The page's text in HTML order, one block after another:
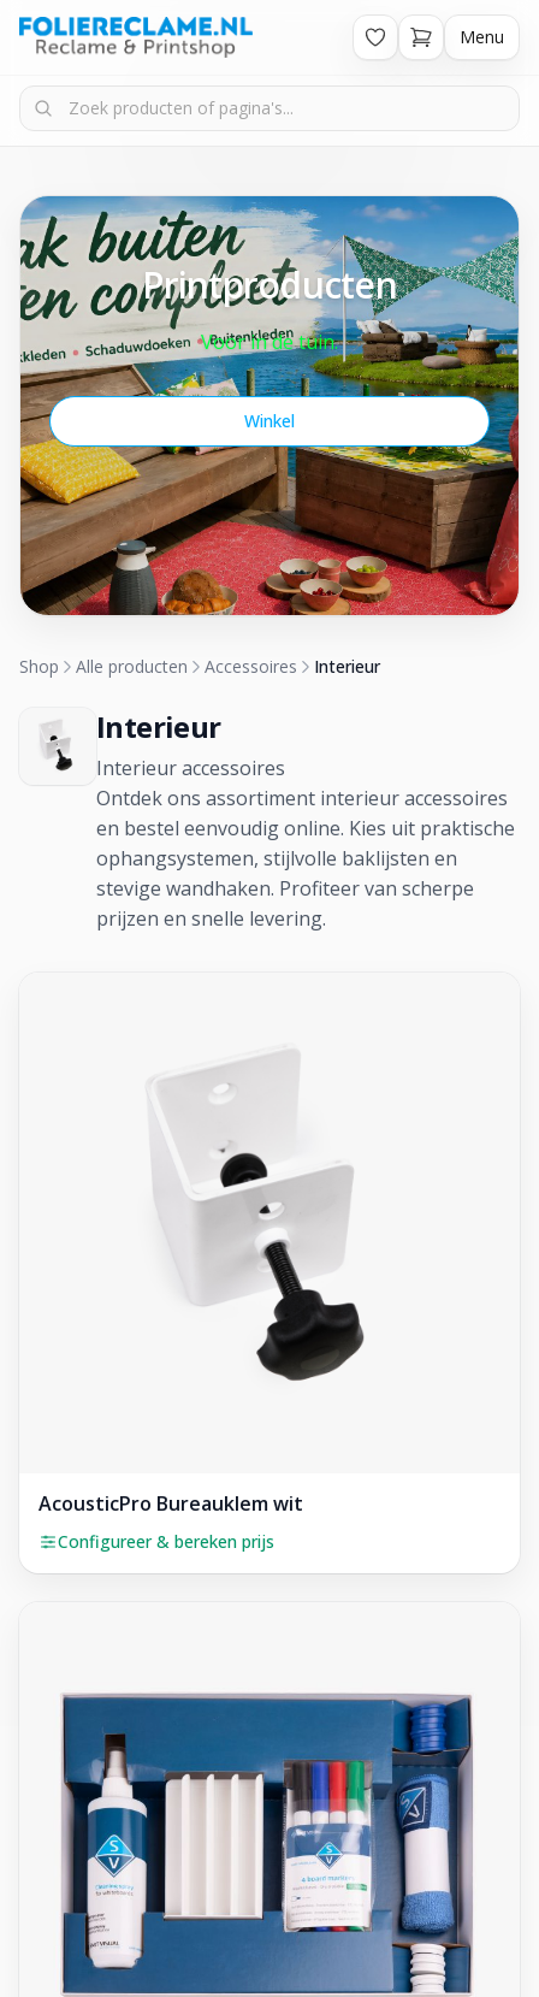
Menu
Printproducten
Voor in de tuin.
Winkel
Shop Alle producten Accessoires Interieur
Interieur
Interieur accessoires
Ontdek ons assortiment interieur accessoires
en bestel eenvoudig online. Kies uit praktische
ophangsystemen, stijlvolle baklijsten en
stevige wandhaken. Profiteer van scherpe
prijzen en snelle levering.
AcousticPro Bureauklem wit
Configureer & bereken prijs